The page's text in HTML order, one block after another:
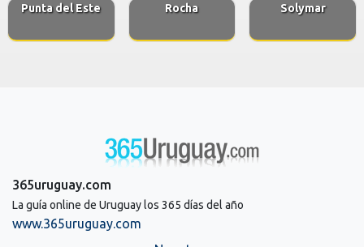
Punta del Este Rocha Solymar
365uruguay.com
La guía online de Uruguay los 365 días del año
www.365uruguay.com